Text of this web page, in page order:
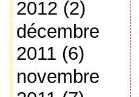
2012 (2)
décembre
2011 (6)
novembre